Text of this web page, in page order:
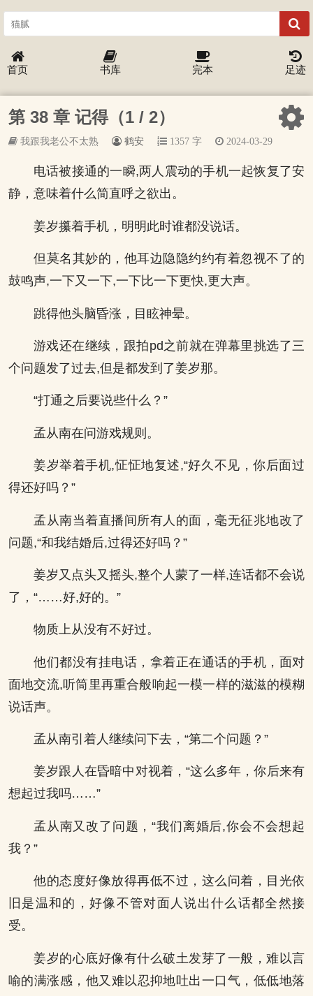
首页 书库 完本 足迹
第 38 章 记得（1 / 2）
我跟我老公不太熟 鹤安 1357 字 2024-03-29
电话被接通的一瞬,两人震动的手机一起恢复了安
静，意味着什么简直呼之欲出。
姜岁攥着手机，明明此时谁都没说话。
但莫名其妙的，他耳边隐隐约约有着忽视不了的
鼓鸣声,一下又一下,一下比一下更快,更大声。
跳得他头脑昏涨，目眩神晕。
游戏还在继续，跟拍pd之前就在弹幕里挑选了三
个问题发了过去,但是都发到了姜岁那。
“打通之后要说些什么？”
孟从南在问游戏规则。
姜岁举着手机,怔怔地复述,“好久不见，你后面过
得还好吗？”
孟从南当着直播间所有人的面，毫无征兆地改了
问题,“和我结婚后,过得还好吗？”
姜岁又点头又摇头,整个人蒙了一样,连话都不会说
了，“……好,好的。”
物质上从没有不好过。
他们都没有挂电话，拿着正在通话的手机，面对
面地交流,听筒里再重合般响起一模一样的滋滋的模糊
说话声。
孟从南引着人继续问下去，“第二个问题？”
姜岁跟人在昏暗中对视着，“这么多年，你后来有
想起过我吗……”
孟从南又改了问题，“我们离婚后,你会不会想起
我？”
他的态度好像放得再低不过，这么问着，目光依
旧是温和的，好像不管对面人说出什么话都全然接
受。
姜岁的心底好像有什么破土发芽了一般，难以言
喻的满涨感，他又难以忍抑地吐出一口气，低低地落